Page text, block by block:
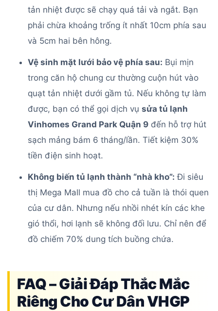
tản nhiệt được sẽ chạy quá tải và ngắt. Bạn
phải chừa khoảng trống ít nhất 10cm phía sau
và 5cm hai bên hông.
Vệ sinh mặt lưới bảo vệ phía sau: Bụi mịn
trong căn hộ chung cư thường cuộn hút vào
quạt tản nhiệt dưới gầm tủ. Nếu không tự làm
được, bạn có thể gọi dịch vụsửa tủ lạnh
Vinhomes Grand Park Quận 9 đến hỗ trợ hút
sạch mảng bám 6 tháng/lần. Tiết kiệm 30%
tiền điện sinh hoạt.
Không biến tủ lạnh thành “nhà kho”: Đi siêu
thị Mega Mall mua đồ cho cả tuần là thói quen
của cư dân. Nhưng nếu nhồi nhét kín các khe
gió thổi, hơi lạnh sẽ không đối lưu. Chỉ nên để
đồ chiếm 70% dung tích buồng chứa.
FAQ – Giải Đáp Thắc Mắc
Riêng Cho Cư Dân VHGP